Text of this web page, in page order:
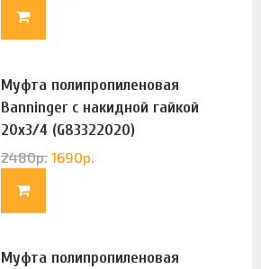
Муфта полипропиленовая
Banninger с накидной гайкой
20х3/4 (G83322020)
2480р. 1690р.
Муфта полипропиленовая